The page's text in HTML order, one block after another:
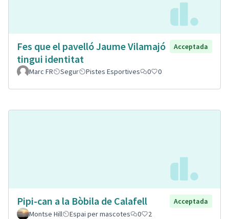
Fes que el pavelló Jaume Vilamajó
tingui identitat
Acceptada
Marc FR Segur Pistes Esportives 0 0
Pipi-can a la Bòbila de Calafell
Acceptada
Montse Hill
Espai per mascotes 0 2